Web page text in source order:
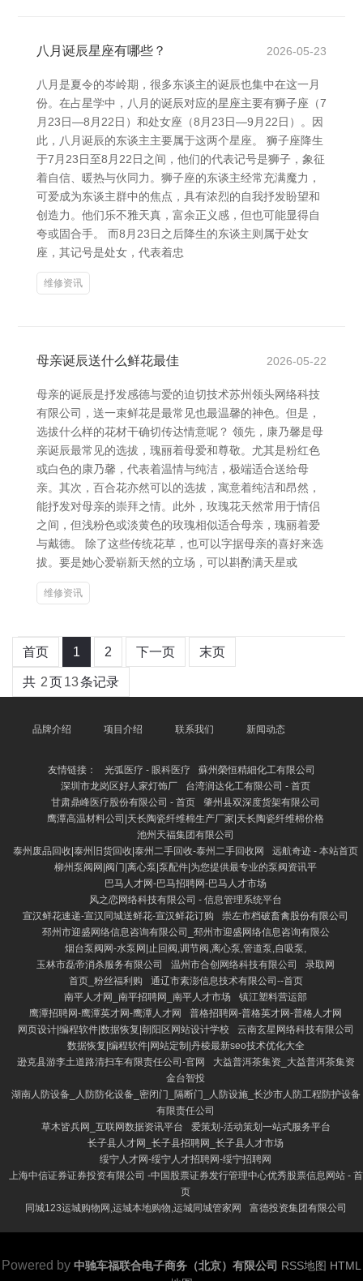
八月诞辰星座有哪些？ 2026-05-23
八月是夏令的岑岭期，很多东谈主的诞辰也集中在这一月
份。在占星学中，八月的诞辰对应的星座主要有狮子座（7
月23日—8月22日）和处女座（8月23日—9月22日）。因
此，八月诞辰的东谈主主要属于这两个星座。 狮子座降生
于7月23日至8月22日之间，他们的代表记号是狮子，象征
着自信、暖热与伙同力。狮子座的东谈主经常充满魔力，
可爱成为东谈主群中的焦点，具有浓烈的自我抒发盼望和
创造力。他们乐不雅天真，富余正义感，但也可能显得自
夸或固合手。 而8月23日之后降生的东谈主则属于处女
座，其记号是处女，代表着忠
维修资讯
母亲诞辰送什么鲜花最佳 2026-05-22
母亲的诞辰是抒发感德与爱的迫切技术苏州领头网络科技
有限公司，送一束鲜花是最常见也最温馨的神色。但是，
选拔什么样的花材干确切传达情意呢？ 领先，康乃馨是母
亲诞辰最常见的选拔，瑰丽着母爱和尊敬。尤其是粉红色
或白色的康乃馨，代表着温情与纯洁，极端适合送给母
亲。其次，百合花亦然可以的选拔，寓意着纯洁和昂然，
能抒发对母亲的崇拜之情。此外，玫瑰花天然常用于情侣
之间，但浅粉色或淡黄色的玫瑰相似适合母亲，瑰丽着爱
与戴德。 除了这些传统花草，也可以字据母亲的喜好来选
拔。要是她心爱崭新天然的立场，可以斟酌满天星或
维修资讯
首页 1 2 下一页 末页
共 2页13条记录
品牌介绍 项目介绍 联系我们 新闻动态
友情链接： 光弧医疗 - 眼科医疗
蘇州榮恒精細化工有限公司
深圳市龙岗区好人家灯饰厂
台湾润达化工有限公司 - 首页
甘肃鼎峰医疗股份有限公司 - 首页
肇州县双深度货架有限公司
鹰潭高温材料公司|天长陶瓷纤维棉生产厂家|天长陶瓷纤维棉价格
池州天福集团有限公司
泰州废品回收|泰州旧货回收|泰州二手回收-泰州二手回收网
远航奇迹 - 本站首页
柳州泵阀网|阀门|离心泵|泵配件|为您提供最专业的泵阀资讯平
巴马人才网-巴马招聘网-巴马人才市场
风之恋网络科技有限公司 - 信息管理系统平台
宣汉鲜花速递-宣汉同城送鲜花-宣汉鲜花订购
崇左市档破畜禽股份有限公司
邳州市迎盛网络信息咨询有限公司_邳州市迎盛网络信息咨询有限公
烟台泵阀网-水泵网|止回阀,调节阀,离心泵,管道泵,自吸泵,
玉林市磊帝消杀服务有限公司
温州市合创网络科技有限公司
录取网
首页_粉丝福利购
通辽市素澎信息技术有限公司--首页
南平人才网_南平招聘网_南平人才市场
镇江塑料营运部
鹰潭招聘网-鹰潭英才网-鹰潭人才网
普格招聘网-普格英才网-普格人才网
网页设计|编程软件|数据恢复|朝阳区网站设计学校
云南玄星网络科技有限公司
数据恢复|编程软件|网站定制|丹棱最新seo技术优化大全
逊克县游李土道路清扫车有限责任公司-官网
大益普洱茶集资_大益普洱茶集资
金台智投
湖南人防设备_人防防化设备_密闭门_隔断门_人防设施_长沙市人防工程防护设备
有限责任公司
草木皆兵网_互联网数据资讯平台
爱策划-活动策划一站式服务平台
长子县人才网_长子县招聘网_长子县人才市场
绥宁人才网-绥宁人才招聘网-绥宁招聘网
上海中信证券证券投资有限公司 -中国股票证券发行管理中心优秀股票信息网站 - 首
页
同城123运城购物网,运城本地购物,运城同城管家网
富德投资集团有限公司
Powered by 中驰车福联合电子商务（北京）有限公司 RSS地图 HTML